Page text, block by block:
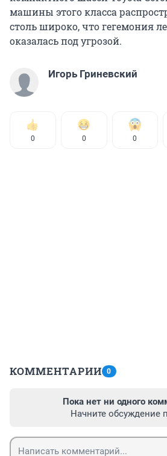
машины этого класса
столь широко, что гегемония
оказалась под угрозой.
Игорь Гриневский
0 0 0
КОММЕНТАРИИ 0
Пока нет ни одного
Начните обсуждение